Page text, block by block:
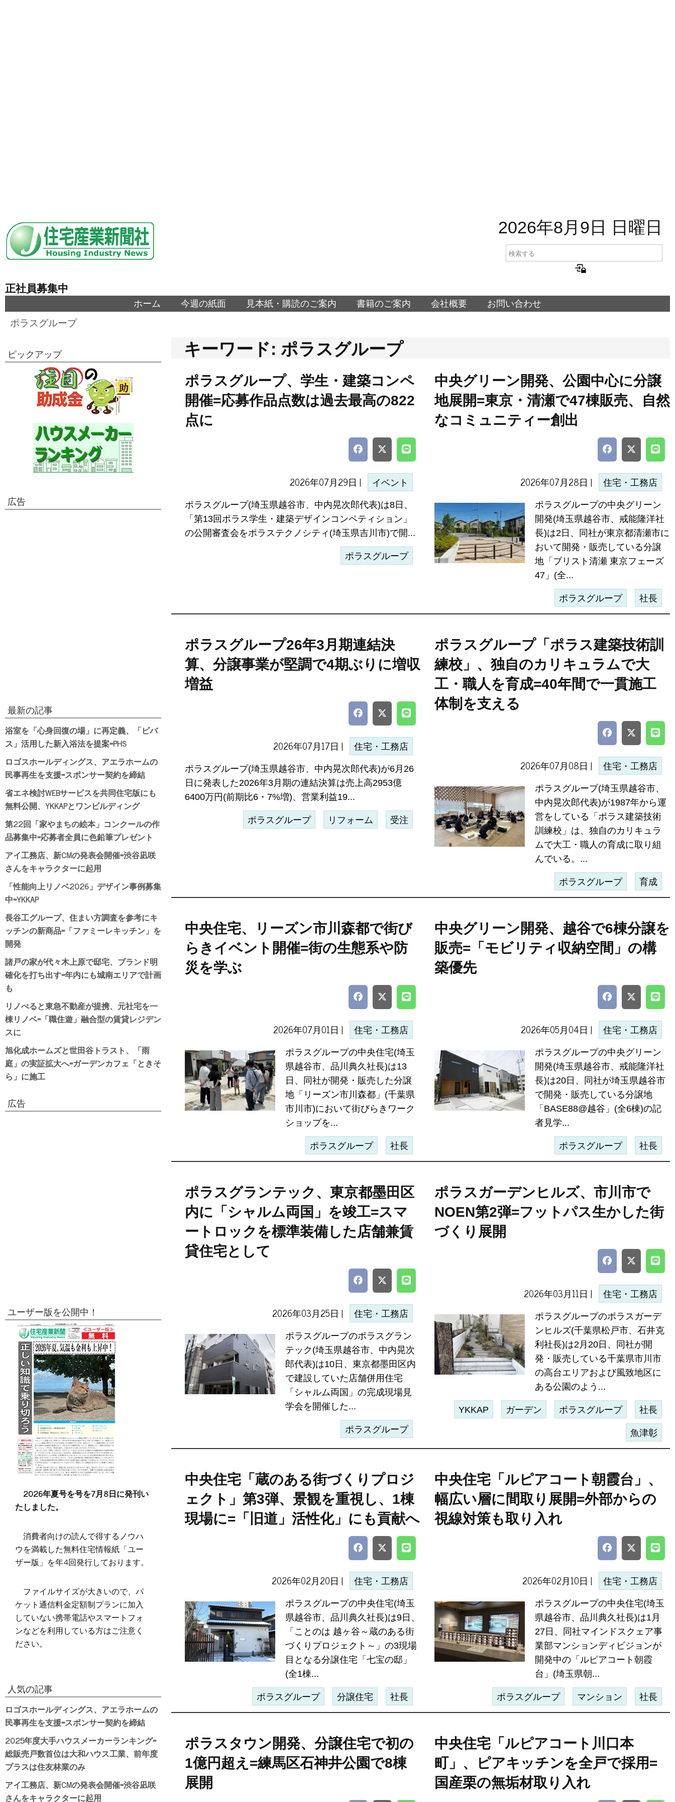
2026年8月9日 日曜日
正社員募集中
ホーム 今週の紙面 見本紙・購読のご案内 書籍のご案内 会社概要 お問い合わせ
ポラスグループ
キーワード: ポラスグループ
ポラスグループ、学生・建築コンペ
開催=応募作品点数は過去最高の822
点に
2026年07月29日 | イベント
ポラスグループ(埼玉県越谷市、中内晃次郎代表)は8日、
「第13回ポラス学生・建築デザインコンペティション」
の公開審査会をポラステクノシティ(埼玉県吉川市)で開...
ポラスグループ
中央グリーン開発、公園中心に分譲
地展開=東京・清瀬で47棟販売、自然
なコミュニティー創出
2026年07月28日 | 住宅・工務店
ポラスグループの中央グリーン
開発(埼玉県越谷市、戒能隆洋社
長)は2日、同社が東京都清瀬市に
おいて開発・販売している分譲
地「ブリスト清瀬 東京フェーズ
47」(全...
ポラスグループ 社長
ポラスグループ26年3月期連結決
算、分譲事業が堅調で4期ぶりに増収
増益
2026年07月17日 | 住宅・工務店
ポラスグループ(埼玉県越谷市、中内晃次郎代表)が6月26
日に発表した2026年3月期の連結決算は売上高2953億
6400万円(前期比6・7%増)、営業利益19...
ポラスグループ リフォーム 受注
ポラスグループ「ポラス建築技術訓
練校」、独自のカリキュラムで大
工・職人を育成=40年間で一貫施工
体制を支える
2026年07月08日 | 住宅・工務店
ポラスグループ(埼玉県越谷市、
中内晃次郎代表)が1987年から運
営をしている「ポラス建築技術
訓練校」は、独自のカリキュラ
ムで大工・職人の育成に取り組
んでいる。...
ポラスグループ 育成
中央住宅、リーズン市川森都で街び
らきイベント開催=街の生態系や防
災を学ぶ
2026年07月01日 | 住宅・工務店
ポラスグループの中央住宅(埼玉
県越谷市、品川典久社長)は13
日、同社が開発・販売した分譲
地「リーズン市川森都」(千葉県
市川市)において街びらきワーク
ショップを...
ポラスグループ 社長
中央グリーン開発、越谷で6棟分譲を
販売=「モビリティ収納空間」の構
築優先
2026年05月04日 | 住宅・工務店
ポラスグループの中央グリーン
開発(埼玉県越谷市、戒能隆洋社
長)は20日、同社が埼玉県越谷市
で開発・販売している分譲地
「BASE88@越谷」(全6棟)の記
者見学...
ポラスグループ 社長
ポラスグランテック、東京都墨田区
内に「シャルム両国」を竣工=スマ
ートロックを標準装備した店舗兼賃
貸住宅として
2026年03月25日 | 住宅・工務店
ポラスグループのポラスグラン
テック(埼玉県越谷市、中内晃次
郎代表)は10日、東京都墨田区内
で建設していた店舗併用住宅
「シャルム両国」の完成現場見
学会を開催した...
ポラスグループ
ポラスガーデンヒルズ、市川市で
NOEN第2弾=フットパス生かした街
づくり展開
2026年03月11日 | 住宅・工務店
ポラスグループのポラスガーデ
ンヒルズ(千葉県松戸市、石井克
利社長)は2月20日、同社が開
発・販売している千葉県市川市
の高台エリアおよび風致地区に
ある公園のよう...
YKKAP ガーデン ポラスグループ 社長
魚津彰
中央住宅「蔵のある街づくりプロジ
ェクト」第3弾、景観を重視し、1棟
現場に=「旧道」活性化」にも貢献へ
2026年02月20日 | 住宅・工務店
ポラスグループの中央住宅(埼玉
県越谷市、品川典久社長)は9日、
「ことのは 越ヶ谷～蔵のある街
づくりプロジェクト～」の3現場
目となる分譲住宅「七宝の邸」
(全1棟...
ポラスグループ 分譲住宅 社長
中央住宅「ルピアコート朝霞台」、
幅広い層に間取り展開=外部からの
視線対策も取り入れ
2026年02月10日 | 住宅・工務店
ポラスグループの中央住宅(埼玉
県越谷市、品川典久社長)は1月
27日、同社マインドスクェア事
業部マンションディビジョンが
開発中の「ルピアコート朝霞
台」(埼玉県朝...
ポラスグループ マンション 社長
ポラスタウン開発、分譲住宅で初の
1億円超え=練馬区石神井公園で8棟
展開
中央住宅「ルピアコート川口本
町」、ピアキッチンを全戸で採用=
国産栗の無垢材取り入れ
ピックアップ
広告
最新の記事
浴室を「心身回復の場」に再定義、「ビバ
ス」活用した新入浴法を提案=PHS
ロゴスホールディングス、アエラホームの
民事再生を支援=スポンサー契約を締結
省エネ検討WEBサービスを共同住宅版にも
無料公開、YKKAPとワンビルディング
第22回「家やまちの絵本」コンクールの作
品募集中=応募者全員に色鉛筆プレゼント
アイ工務店、新CMの発表会開催=渋谷凪咲
さんをキャラクターに起用
「性能向上リノベ2026」デザイン事例募集
中=YKKAP
長谷工グループ、住まい方調査を参考にキ
ッチンの新商品=「ファミーレキッチン」を
開発
諸戸の家が代々木上原で邸宅、ブランド明
確化を打ち出す=年内にも城南エリアで計画
も
リノべると東急不動産が提携、元社宅を一
棟リノベ=「職住遊」融合型の賃貸レジデン
スに
旭化成ホームズと世田谷トラスト、「雨
庭」の実証拡大へ=ガーデンカフェ「ときそ
ら」に施工
広告
ユーザー版を公開中！
2026年夏号を号を7月8日に発刊い
たしました。
消費者向けの読んで得するノウハ
ウを満載した無料住宅情報紙「ユー
ザー版」を年4回発行しております。
ファイルサイズが大きいので、パ
ケット通信料金定額制プランに加入
していない携帯電話やスマートフォ
ンなどを利用している方はご注意く
ださい。
人気の記事
ロゴスホールディングス、アエラホームの
民事再生を支援=スポンサー契約を締結
2025年度大手ハウスメーカーランキング=
総販売戸数首位は大和ハウス工業、前年度
プラスは住友林業のみ
アイ工務店、新CMの発表会開催=渋谷凪咲
さんをキャラクターに起用